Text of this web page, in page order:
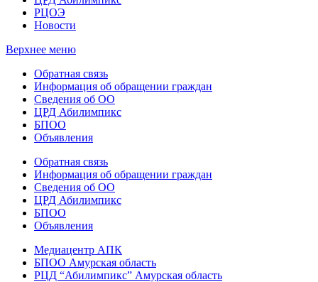
РЦОЭ
Новости
Верхнее меню
Обратная связь
Информация об обращении граждан
Сведения об ОО
ЦРД Абилимпикс
БПОО
Объявления
Обратная связь
Информация об обращении граждан
Сведения об ОО
ЦРД Абилимпикс
БПОО
Объявления
Медиацентр АПК
БПОО Амурская область
РЦД “Абилимпикс” Амурская область